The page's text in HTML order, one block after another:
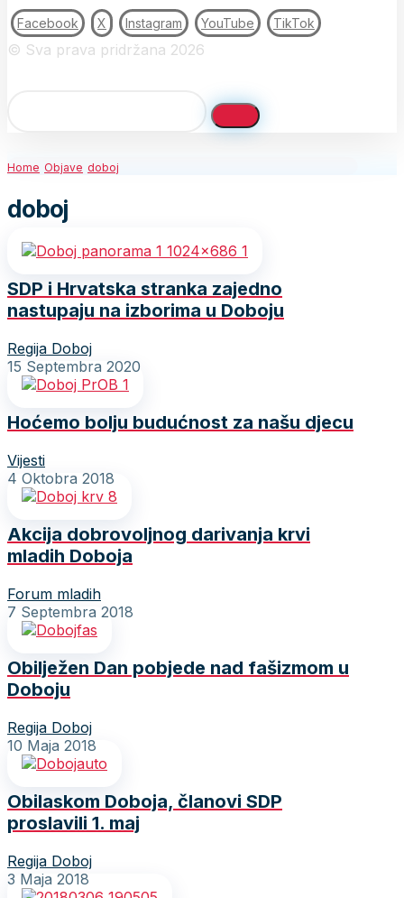
Facebook X Instagram YouTube TikTok
© Sva prava pridržana 2026
Home Objave doboj
doboj
SDP i Hrvatska stranka zajedno
nastupaju na izborima u Doboju
Regija Doboj
15 Septembra 2020
Hoćemo bolju budućnost za našu djecu
Vijesti
4 Oktobra 2018
Akcija dobrovoljnog darivanja krvi
mladih Doboja
Forum mladih
7 Septembra 2018
Obilježen Dan pobjede nad fašizmom u
Doboju
Regija Doboj
10 Maja 2018
Obilaskom Doboja, članovi SDP
proslavili 1. maj
Regija Doboj
3 Maja 2018